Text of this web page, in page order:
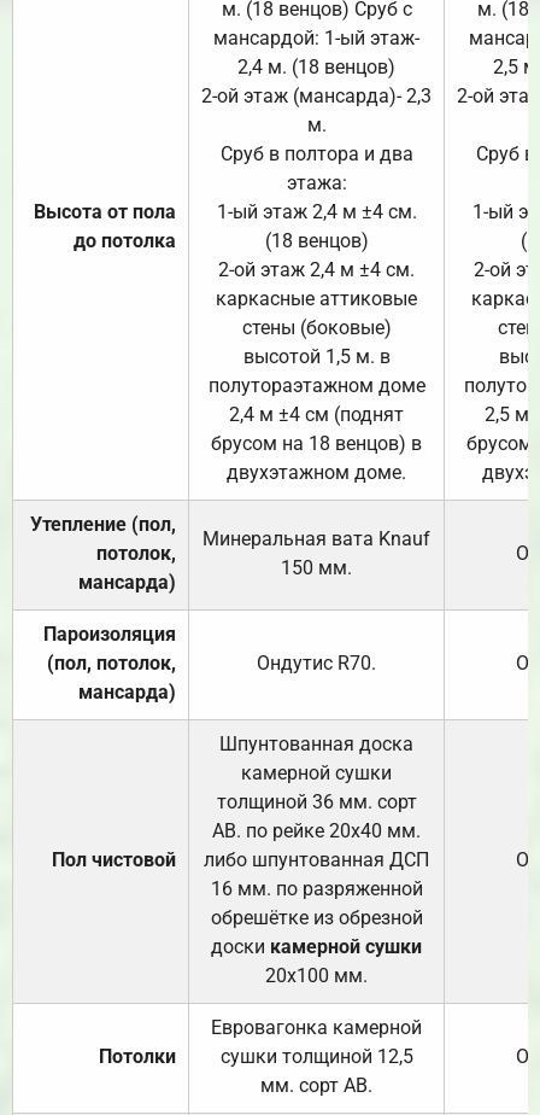
Высота от пола
до потолка
м. (18 венцов) Сруб с
мансардой: 1-ый этаж-
2,4 м. (18 венцов)
2-ой этаж (мансарда)- 2,3
м.
Сруб в полтора и два
этажа:
1-ый этаж 2,4 м ±4 см.
(18 венцов)
2-ой этаж 2,4 м ±4 см.
каркасные аттиковые
стены (боковые)
высотой 1,5 м. в
полутораэтажном доме
2,4 м ±4 см (поднят
брусом на 18 венцов) в
двухэтажном доме.
м. (18
2,5
2-ой
Сруб
1-ый
2-ой
2,5 м
брусом
Утепление (пол,
потолок,
мансарда)
Минеральная вата Knauf
150 мм.
Пароизоляция
(пол, потолок,
мансарда)
Ондутис R70.
Пол чистовой
Шпунтованная доска
камерной сушки
толщиной 36 мм. сорт
АВ. по рейке 20х40 мм.
либо шпунтованная ДСП
16 мм. по разряженной
обрешётке из обрезной
доски камерной сушки
20х100 мм.
Потолки
Евровагонка камерной
сушки толщиной 12,5
мм. сорт АВ.